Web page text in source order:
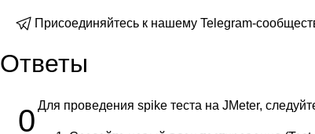
Присоединяйтесь к нашему Telegram-
Ответы
0 Для проведения spike теста на JMeter,